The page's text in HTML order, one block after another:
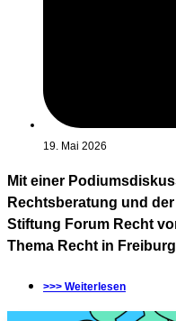
19. Mai 2026
Mit einer
Rechtsberatung und
Stiftung Forum Recht
Thema Recht in
>>> Weiterlesen